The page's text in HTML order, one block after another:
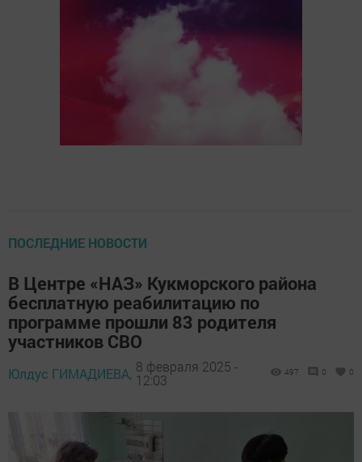
ПОСЛЕДНИЕ НОВОСТИ
В Центре «НАЗ» Кукморского района
бесплатную реабилитацию по
программе прошли 83 родителя
участников СВО
Юлдус ГИМАДИЕВА, 8 февраля 2025 -
12:03
497 0 0